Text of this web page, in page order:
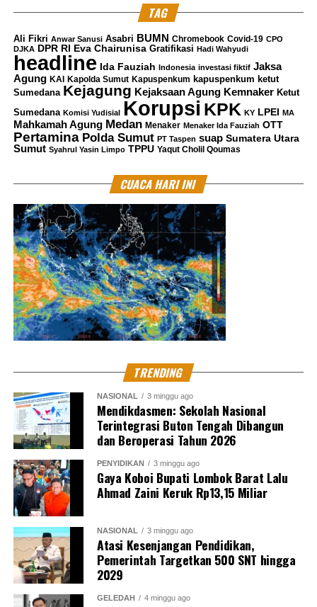
TAG
Ali Fikri Anwar Sanusi Asabri BUMN Chromebook Covid-19 CPO
DJKA DPR RI Eva Chairunisa Gratifikasi Hadi Wahyudi
headline Ida Fauziah Indonesia investasi fiktif Jaksa
Agung KAI Kapolda Sumut Kapuspenkum kapuspenkum ketut
Sumedana Kejagung Kejaksaan Agung Kemnaker Ketut
Sumedana Komisi Yudisial Korupsi KPK KY LPEI MA
Mahkamah Agung Medan Menaker Menaker Ida Fauziah OTT
Pertamina Polda Sumut PT Taspen suap Sumatera Utara
Sumut Syahrul Yasin Limpo TPPU Yaqut Cholil Qoumas
CUACA HARI INI
TRENDING
NASIONAL 3 minggu ago
Mendikdasmen: Sekolah Nasional
Terintegrasi Buton Tengah Dibangun
dan Beroperasi Tahun 2026
PENYIDIKAN 3 minggu ago
Gaya Koboi Bupati Lombok Barat Lalu
Ahmad Zaini Keruk Rp13,15 Miliar
NASIONAL 3 minggu ago
Atasi Kesenjangan Pendidikan,
Pemerintah Targetkan 500 SNT hingga
2029
GELEDAH 4 minggu ago